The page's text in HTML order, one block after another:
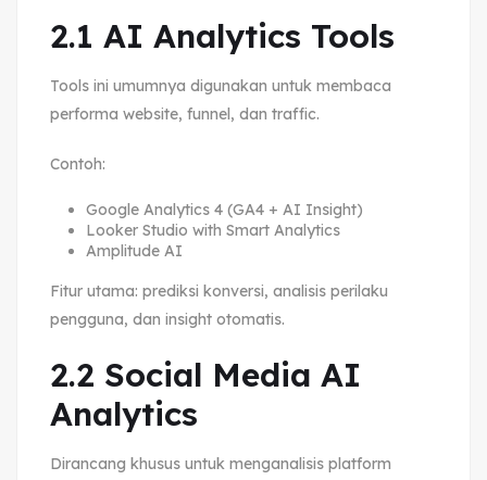
2.1 AI Analytics Tools
Tools ini umumnya digunakan untuk membaca
performa website, funnel, dan traffic.
Contoh:
Google Analytics 4 (GA4 + AI Insight)
Looker Studio with Smart Analytics
Amplitude AI
Fitur utama: prediksi konversi, analisis perilaku
pengguna, dan insight otomatis.
2.2 Social Media AI
Analytics
Dirancang khusus untuk menganalisis platform